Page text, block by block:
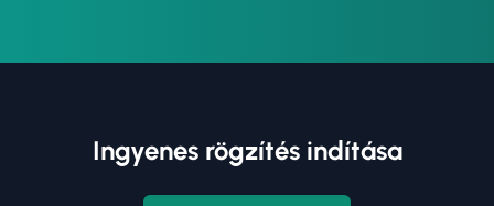
Ingyenes rögzítés indítása